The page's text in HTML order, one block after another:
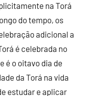
na Torá
do tempo, os
adicional a
é celebrada no
é o oitavo dia de
da Torá na vida
estudar e aplicar